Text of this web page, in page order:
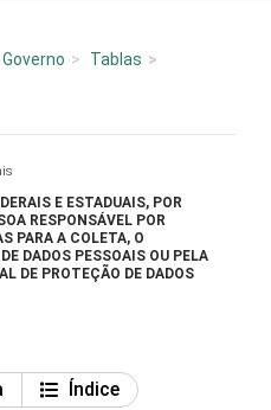
Governo Tablas
E ESTADUAIS, POR
RESPONSÁVEL POR
PARA A COLETA, O
DADOS PESSOAIS OU PELA
DE PROTEÇÃO DE DADOS
Índice